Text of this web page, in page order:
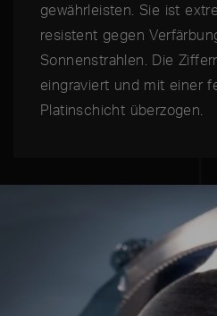
gewährleisten. Sie ist
resistent gegen
Sonnenstrahlen. Die
eingraviert und mit einer
Platinschicht überzogen.